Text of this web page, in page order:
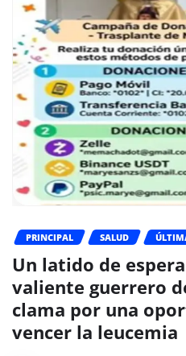
PRINCIPAL SALUD
Un latido de
valiente guerrero
clama por una
vencer la leucemia